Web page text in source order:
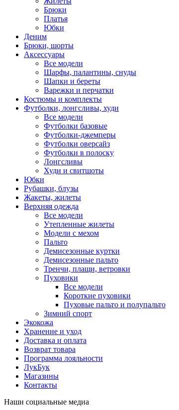
Брюки
Платья
Юбки
Деним
Брюки, шорты
Аксессуары
Все модели
Шарфы, палантины, снуды
Шапки и береты
Варежки и перчатки
Костюмы и комплекты
Футболки, лонгсливы, худи
Все модели
Футболки базовые
Футболки-джемперы
Футболки оверсайз
Футболки в полоску
Лонгсливы
Худи и свитшоты
Юбки
Рубашки, блузы
Жакеты, жилеты
Верхняя одежда
Все модели
Утепленные жилеты
Модели с мехом
Пальто
Демисезонные куртки
Демисезонные пальто
Тренчи, плащи, ветровки
Пуховики
Все модели
Короткие пуховики
Пуховые пальто и полупальто
Зимний спорт
Экокожа
Хранение и уход
Доставка и оплата
Возврат товара
Программа лояльности
ЛукБук
Магазины
Контакты
Наши социальные медиа